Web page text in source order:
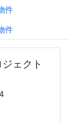
件
件
ェクト